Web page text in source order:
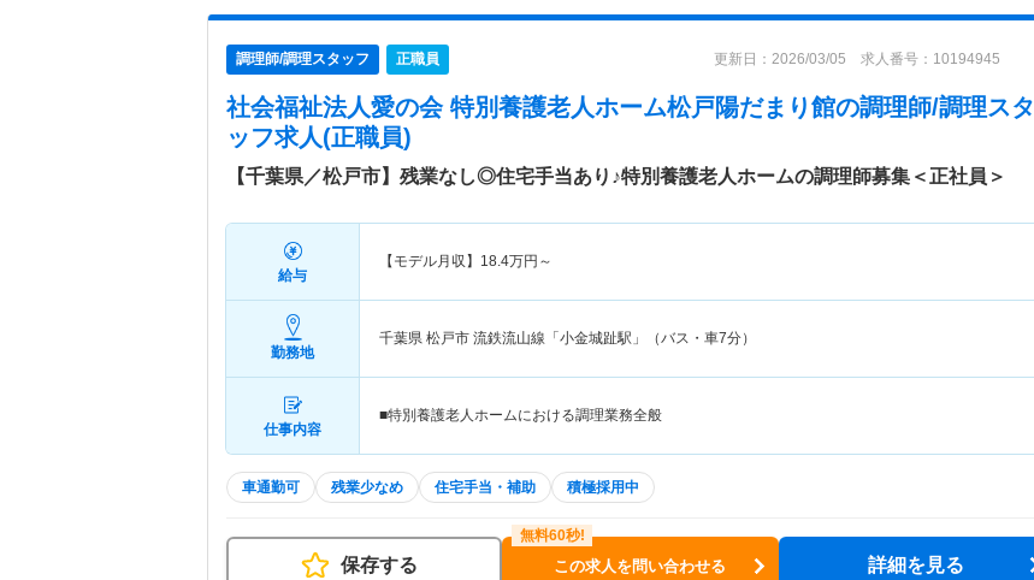
調理師/調理スタッフ 正職員 更新日：2026/03/05 求人番号：10194945
社会福祉法人愛の会 特別養護老人ホーム松戸陽だまり館の調理師/調理スタ
ッフ求人(正職員)
【千葉県／松戸市】残業なし◎住宅手当あり♪特別養護老人ホームの調理師募集＜正社員＞
給与
【モデル月収】 18.4万円～
勤務地
千葉県 松戸市 流鉄流山線「小金城趾駅」（バス・車7分）
仕事内容
■特別養護老人ホームにおける調理業務全般
車通勤可 残業少なめ 住宅手当・補助 積極採用中
保存する この求人を問い合わせる 詳細を見る